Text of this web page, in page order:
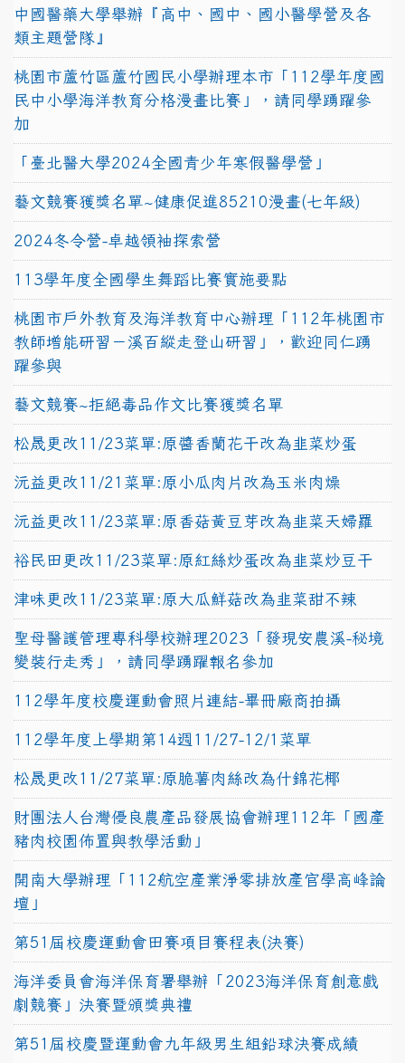
中國醫藥大學舉辦『高中、國中、國小醫學營及各
類主題營隊』
桃園市蘆竹區蘆竹國民小學辦理本市「112學年度國
民中小學海洋教育分格漫畫比賽」，請同學踴躍參
加
「臺北醫大學2024全國青少年寒假醫學營」
藝文競賽獲獎名單~健康促進85210漫畫(七年級)
2024冬令營-卓越領袖探索營
113學年度全國學生舞蹈比賽實施要點
桃園市戶外教育及海洋教育中心辦理「112年桃園市
教師增能研習－溪百縱走登山研習」，歡迎同仁踴
躍參與
藝文競賽~拒絕毒品作文比賽獲獎名單
松晟更改11/23菜單:原醬香蘭花干改為韭菜炒蛋
沅益更改11/21菜單:原小瓜肉片改為玉米肉燥
沅益更改11/23菜單:原香菇黃豆芽改為韭菜天婦羅
裕民田更改11/23菜單:原紅絲炒蛋改為韭菜炒豆干
津味更改11/23菜單:原大瓜鮮菇改為韭菜甜不辣
聖母醫護管理專科學校辦理2023「發現安農溪-秘境
變裝行走秀」，請同學踴躍報名參加
112學年度校慶運動會照片連結-畢冊廠商拍攝
112學年度上學期第14週11/27-12/1菜單
松晟更改11/27菜單:原脆薯肉絲改為什錦花椰
財團法人台灣優良農產品發展協會辦理112年「國產
豬肉校園佈置與教學活動」
開南大學辦理「112航空產業淨零排放產官學高峰論
壇」
第51屆校慶運動會田賽項目賽程表(決賽)
海洋委員會海洋保育署舉辦「2023海洋保育創意戲
劇競賽」決賽暨頒獎典禮
第51屆校慶暨運動會九年級男生組鉛球決賽成績